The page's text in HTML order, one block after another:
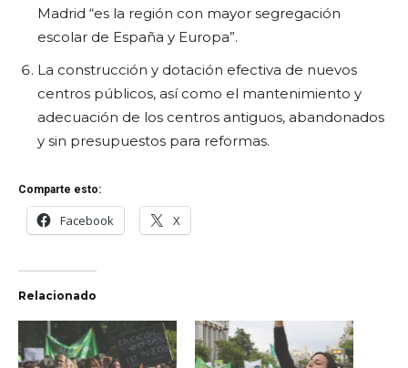
Madrid “es la región con mayor segregación
escolar de España y Europa”.
La construcción y dotación efectiva de nuevos
centros públicos, así como el mantenimiento y
adecuación de los centros antiguos, abandonados
y sin presupuestos para reformas.
Comparte esto:
Facebook X
Relacionado